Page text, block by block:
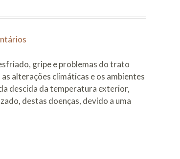
Gripe
Remédios
homeopáticos
que
gripe e problemas do trato
alterações climáticas e os ambientes
descida da temperatura exterior,
destas doenças, devido a uma